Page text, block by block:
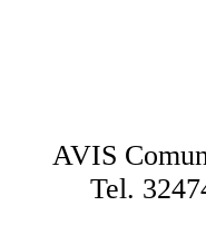
AVIS
Tel.